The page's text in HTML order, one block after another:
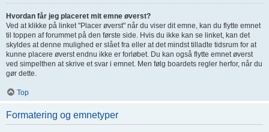
Hvordan får jeg placeret mit emne øverst?
Ved at klikke på linket "Placer øverst" når du viser dit emne, kan du flytte emnet
til toppen af forummet på den første side. Hvis du ikke kan se linket, kan det
skyldes at denne mulighed er slået fra eller at det mindst tilladte tidsrum for at
kunne placere øverst endnu ikke er forløbet. Du kan også flytte emnet øverst
ved simpelthen at skrive et svar i emnet. Men følg boardets regler herfor, når du
gør dette.
Top
Formatering og emnetyper